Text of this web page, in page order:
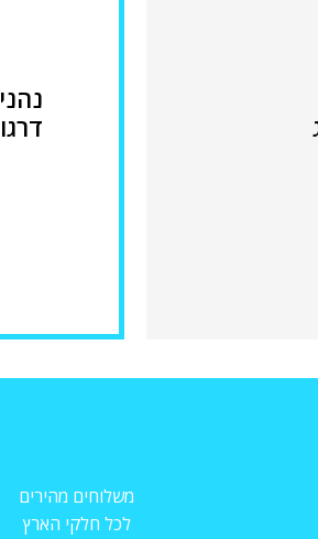
משלוחים מהירים
לכל חלקי הארץ